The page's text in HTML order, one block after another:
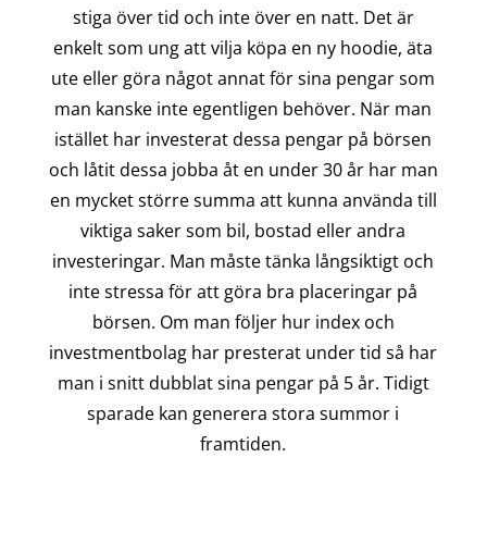
stiga över tid och inte över en natt. Det är
enkelt som ung att vilja köpa en ny hoodie, äta
ute eller göra något annat för sina pengar som
man kanske inte egentligen behöver. När man
istället har investerat dessa pengar på börsen
och låtit dessa jobba åt en under 30 år har man
en mycket större summa att kunna använda till
viktiga saker som bil, bostad eller andra
investeringar. Man måste tänka långsiktigt och
inte stressa för att göra bra placeringar på
börsen. Om man följer hur index och
investmentbolag har presterat under tid så har
man i snitt dubblat sina pengar på 5 år. Tidigt
sparade kan generera stora summor i
framtiden.